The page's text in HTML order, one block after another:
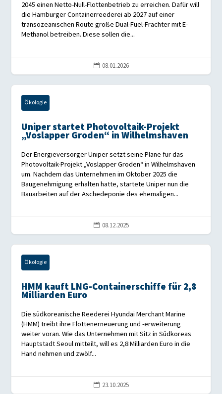
2045 einen Netto-Null-Flottenbetrieb zu erreichen. Dafür will
die Hamburger Containerreederei ab 2027 auf einer
transozeanischen Route große Dual-Fuel-Frachter mit E-
Methanol betreiben. Diese sollen die...
 08.01.2026
Ökologie
Uniper startet Photovoltaik-Projekt
„Voslapper Groden“ in Wilhelmshaven
Der Energieversorger Uniper setzt seine Pläne für das
Photovoltaik-Projekt „Voslapper Groden“ in Wilhelmshaven
um. Nachdem das Unternehmen im Oktober 2025 die
Baugenehmigung erhalten hatte, startete Uniper nun die
Bauarbeiten auf der Aschedeponie des ehemaligen...
 08.12.2025
Ökologie
HMM kauft LNG-Containerschiffe für 2,8
Milliarden Euro
Die südkoreanische Reederei Hyundai Merchant Marine
(HMM) treibt ihre Flottenerneuerung und -erweiterung
weiter voran. Wie das Unternehmen mit Sitz in Südkoreas
Hauptstadt Seoul mitteilt, will es 2,8 Milliarden Euro in die
Hand nehmen und zwölf...
 23.10.2025